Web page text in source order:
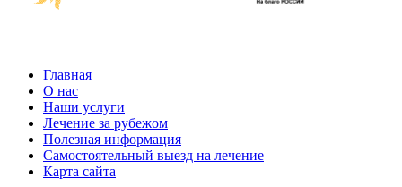
Главная
О нас
Наши услуги
Лечение за рубежом
Полезная информация
Самостоятельный выезд на лечение
Карта сайта